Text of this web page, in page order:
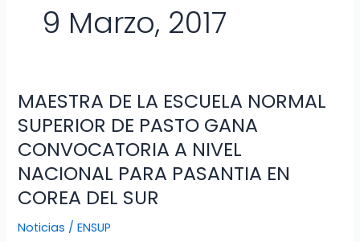
9 Marzo, 2017
MAESTRA DE LA ESCUELA NORMAL
SUPERIOR DE PASTO GANA
CONVOCATORIA A NIVEL
NACIONAL PARA PASANTIA EN
COREA DEL SUR
Noticias /ENSUP
MAESTRA
DE
LA
ESCUELA
NORMAL
SUPERIOR
PASTO